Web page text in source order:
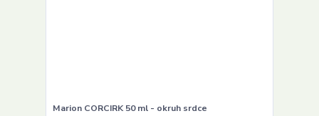
Marion CORCIRK 50 ml - okruh srdce